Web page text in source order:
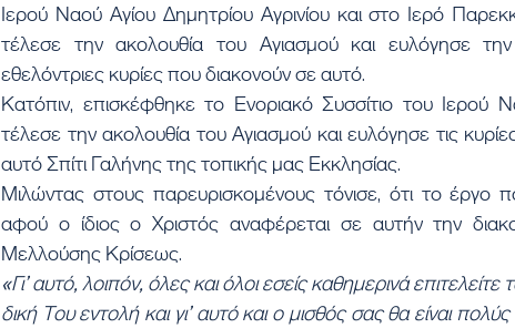
Ιερού Ναού Αγίου Δημητρίου Αγρινίου και στο Ιερό
τέλεσε την ακολουθία του Αγιασμού και ευλόγησε
εθελόντριες κυρίες που διακονούν σε αυτό.
Κατόπιν, επισκέφθηκε το Ενοριακό Συσσίτιο του Ιερού
τέλεσε την ακολουθία του Αγιασμού και ευλόγησε τις
αυτό Σπίτι Γαλήνης της τοπικής μας Εκκλησίας.
Μιλώντας στους παρευρισκομένους τόνισε, ότι το έργο
αφού ο ίδιος ο Χριστός αναφέρεται σε αυτήν την
Μελλούσης Κρίσεως.
«Γι’ αυτό, λοιπόν, όλες και όλοι εσείς καθημερινά
δική Του εντολή και γι’ αυτό και ο μισθός σας θα είναι